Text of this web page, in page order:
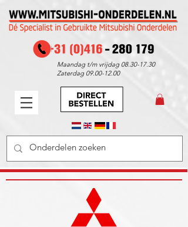
Maandag t/m vrijdag 08.30-17.30
Zaterdag 09.00-12.00